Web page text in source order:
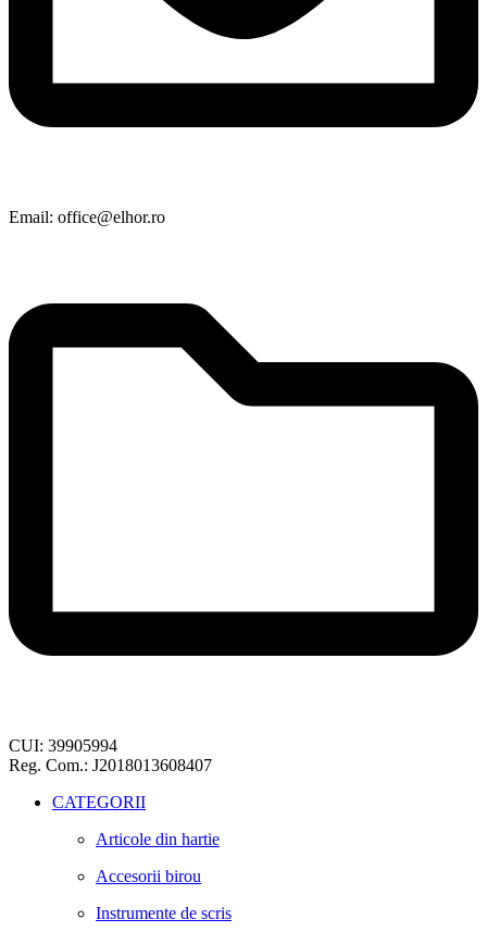
Email: office@elhor.ro
CUI: 39905994
Reg. Com.: J2018013608407
CATEGORII
Articole din hartie
Accesorii birou
Instrumente de scris